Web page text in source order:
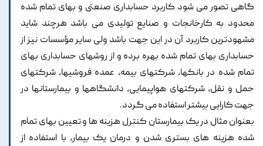
گاهی تصور می شود کاربرد حسابداری صنعتی و بهای تمام شده
محدود به کارخانجات و صنایع تولیدی می باشد هرچند شاید
مشهودترین کاربرد آن در این جهت باشد ولی سایر مؤسسات نیز از
حسابداری بهای تمام شده بهره برده و از روشهای حسابداری بهای
تمام شده در بانکها، شرکتهای بیمه، عمده فروشیها، شرکتهای
حمل و نقل، شرکتهای هواپیمایی، دانشگاهها و بیمارستانها در
جهت کارایی بیشتر استفاده می گردد.
بعنوان مثال در یک بیمارستان کنترل هزینه ها و تعیین بهای تمام
شده هزینه های بستری شدن و درمان یک بیمار، با استفاده از